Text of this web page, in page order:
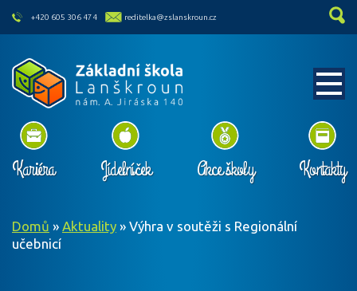
skip to main content
+420 605 306 474 reditelka@zslanskroun.cz
Kariéra Jídelníček Akce školy Kontakty
Domů » Aktuality » Výhra v soutěži s Regionální
učebnicí